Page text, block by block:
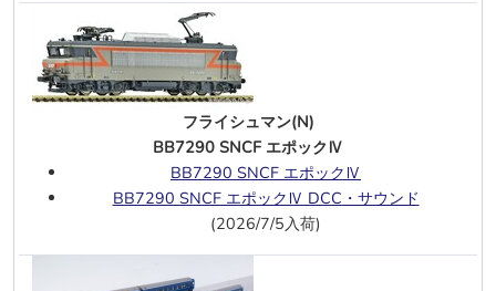
GG1 Amtrak #906
GG1 Amtrak #926
7/9
グリーンマックス（Ｎ）
東武60000系(東武アーバンパークライ
ン)5両
113系2000番台（40N体質改善車・
B16編成・中国地域色）基本4両
115系2000番台（40N体質改善車・広
島更新色）基本4両、
ROCO(HO)
フライシュマン(N)
BB7290 SNCF エポックⅣ
BB7290 SNCF エポックⅣ
BB7290 SNCF エポックⅣ DCC・サウンド
(2026/7/5入荷)